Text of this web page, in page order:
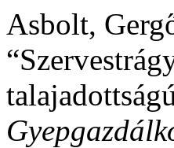
Asbolt,